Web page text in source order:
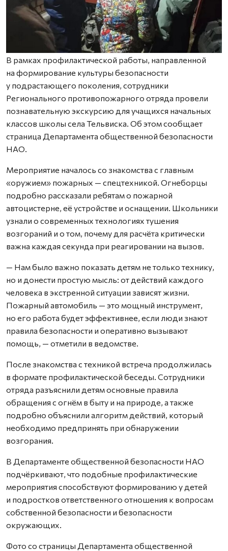
В рамках профилактической работы, направленной
на формирование культуры безопасности
у подрастающего поколения, сотрудники
Регионального противопожарного отряда провели
познавательную экскурсию для учащихся начальных
классов школы села Тельвиска. Об этом сообщает
страница Департамента общественной безопасности
НАО.
Мероприятие началось со знакомства с главным
«оружием» пожарных — спецтехникой. Огнеборцы
подробно рассказали ребятам о пожарной
автоцистерне, её устройстве и оснащении. Школьники
узнали о современных технологиях тушения
возгораний и о том, почему для расчёта критически
важна каждая секунда при реагировании на вызов.
— Нам было важно показать детям не только технику,
но и донести простую мысль: от действий каждого
человека в экстренной ситуации зависят жизни.
Пожарный автомобиль — это мощный инструмент,
но его работа будет эффективнее, если люди знают
правила безопасности и оперативно вызывают
помощь, — отметили в ведомстве.
После знакомства с техникой встреча продолжилась
в формате профилактической беседы. Сотрудники
отряда разъяснили детям основные правила
обращения с огнём в быту и на природе, а также
подробно объяснили алгоритм действий, который
необходимо предпринять при обнаружении
возгорания.
В Департаменте общественной безопасности НАО
подчёркивают, что подобные профилактические
мероприятия способствуют формированию у детей
и подростков ответственного отношения к вопросам
собственной безопасности и безопасности
окружающих.
Фото со страницы Департамента общественной